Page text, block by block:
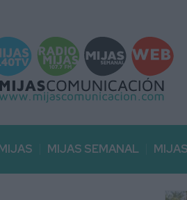
MIJAS SEMANAL